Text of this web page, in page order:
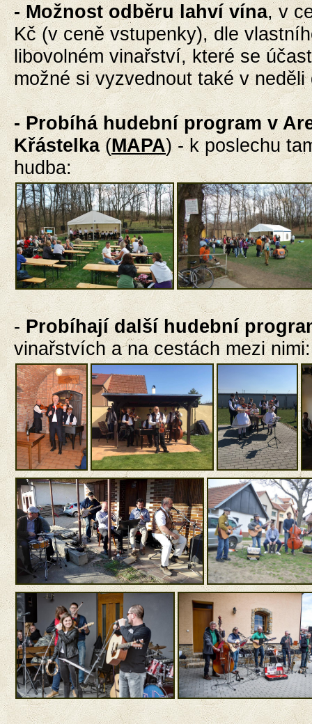
- Možnost odběru lahví vína, v
Kč (v ceně vstupenky), dle
libovolném vinařství,které se
možné si vyzvednout také v neděli
- Probíhá hudební program v
Křástelka(MAPA) - k poslechu
hudba:
- Probíhajídalší hudební
vinařstvích a na cestách mezi nimi: